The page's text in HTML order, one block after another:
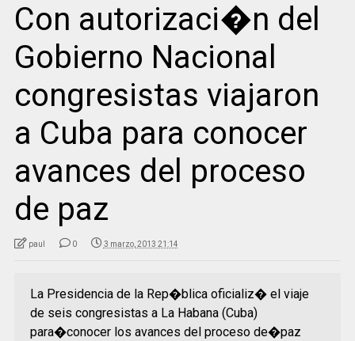
Con autorizaci�n del
Gobierno Nacional
congresistas viajaron
a Cuba para conocer
avances del proceso
de paz
paul 0 3 marzo, 2013 21:14
La Presidencia de la Rep�blica oficializ� el viaje
de seis congresistas a La Habana (Cuba)
para�conocer los avances del proceso de�paz